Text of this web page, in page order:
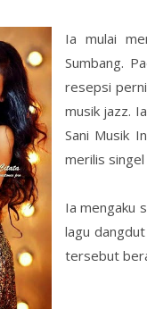
Ia mulai
Sumbang.
resepsi
musik jazz.
Sani Musik
merilis singel
Ia mengaku
lagu
tersebut